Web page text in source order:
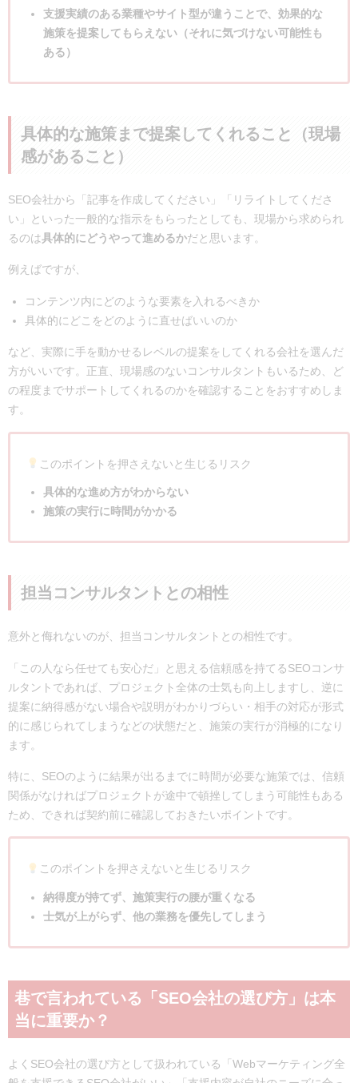
支援実績のある業種やサイト型が違うことで、効果的な
施策を提案してもらえない（それに気づけない可能性も
ある）
具体的な施策まで提案してくれること（現場
感があること）
SEO会社から「記事を作成してください」「リライトしてくださ
い」といった一般的な指示をもらったとしても、現場から求められ
るのは具体的にどうやって進めるかだと思います。
例えばですが、
コンテンツ内にどのような要素を入れるべきか
具体的にどこをどのように直せばいいのか
など、実際に手を動かせるレベルの提案をしてくれる会社を選んだ
方がいいです。正直、現場感のないコンサルタントもいるため、ど
の程度までサポートしてくれるのかを確認することをおすすめしま
す。
このポイントを押さえないと生じるリスク
具体的な進め方がわからない
施策の実行に時間がかかる
担当コンサルタントとの相性
意外と侮れないのが、担当コンサルタントとの相性です。
「この人なら任せても安心だ」と思える信頼感を持てるSEOコンサ
ルタントであれば、プロジェクト全体の士気も向上しますし、逆に
提案に納得感がない場合や説明がわかりづらい・相手の対応が形式
的に感じられてしまうなどの状態だと、施策の実行が消極的になり
ます。
特に、SEOのように結果が出るまでに時間が必要な施策では、信頼
関係がなければプロジェクトが途中で頓挫してしまう可能性もある
ため、できれば契約前に確認しておきたいポイントです。
このポイントを押さえないと生じるリスク
納得度が持てず、施策実行の腰が重くなる
士気が上がらず、他の業務を優先してしまう
巷で言われている「SEO会社の選び方」は本
当に重要か？
よくSEO会社の選び方として扱われている「Webマーケティング全